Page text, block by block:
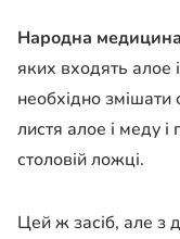
Народна медицина
яких входять
необхідно змішати
листя алое і меду
столовій ложці.
Цей ж засіб, але з